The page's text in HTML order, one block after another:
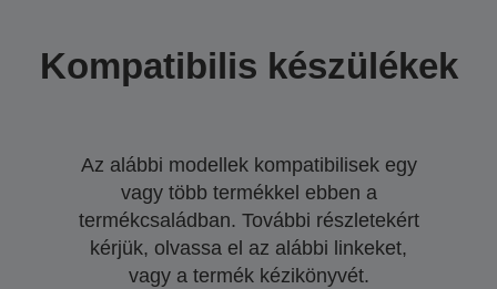
Kompatibilis készülékek
Az alábbi modellek kompatibilisek egy
vagy több termékkel ebben a
termékcsaládban. További részletekért
kérjük, olvassa el az alábbi linkeket,
vagy a termék kézikönyvét.